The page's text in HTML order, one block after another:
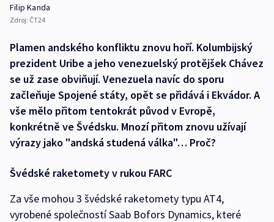
Filip Kanda
Zdroj: ČT24
Plamen andského konfliktu znovu hoří. Kolumbijský
prezident Uribe a jeho venezuelský protějšek Chávez
se už zase obviňují. Venezuela navíc do sporu
začleňuje Spojené státy, opět se přidává i Ekvádor. A
vše mělo přitom tentokrát původ v Evropě,
konkrétně ve Švédsku. Mnozí přitom znovu užívají
výrazy jako "andská studená válka"… Proč?
Švédské raketomety v rukou FARC
Za vše mohou 3 švédské raketomety typu AT4,
vyrobené společností Saab Bofors Dynamics, které